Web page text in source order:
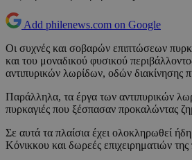
Add philenews.com on Google
Οι συχνές και σοβαρών επιπτώσεων
και του μοναδικού φυσικού
αντιπυρικών λωρίδων, οδών διακίνησης
Παράλληλα, τα έργα των αντιπυρικών
πυρκαγιές που ξέσπασαν προκαλώντας
Σε αυτά τα πλαίσια έχει ολοκληρωθεί
Κόνικκου και δωρεές επιχειρηματιών της